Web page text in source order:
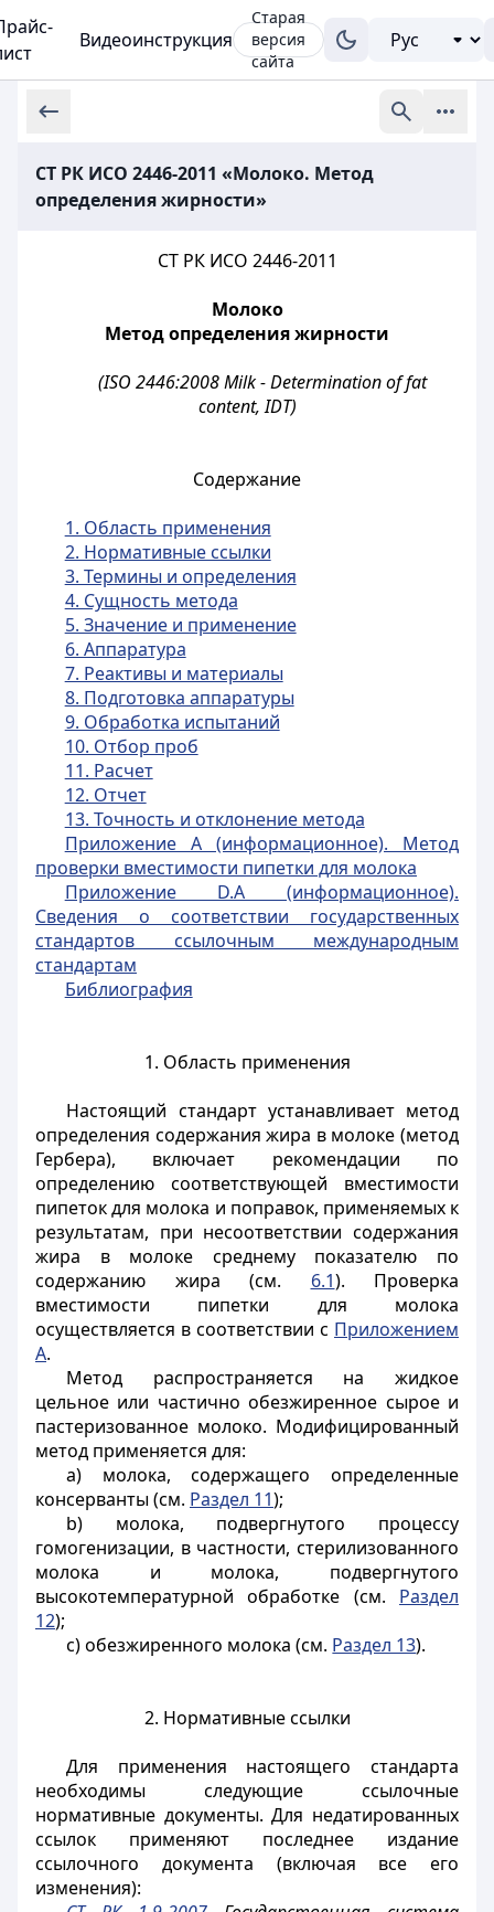
Видеоинструкция
Старая
версия
сайта
СТ РК ИСО 2446-2011 «Молоко. Метод
определения жирности»
СТ РК ИСО 2446-2011
Молоко
Метод определения жирности
(ISO 2446:2008 Milk - Determination of fat
content, IDT)
Содержание
1. Область применения
2. Нормативные ссылки
3. Термины и определения
4. Сущность метода
5. Значение и применение
6. Аппаратура
7. Реактивы и материалы
8. Подготовка аппаратуры
9. Обработка испытаний
10. Отбор проб
11. Расчет
12. Отчет
13. Точность и отклонение метода
Приложение A (информационное). Метод
проверки вместимости пипетки для молока
Приложение D.А (информационное).
Сведения о соответствии государственных
стандартов ссылочным международным
стандартам
Библиография
1. Область применения
Настоящий стандарт устанавливает метод
определения содержания жира в молоке (метод
Гербера), включает рекомендации по
определению соответствующей вместимости
пипеток для молока и поправок, применяемых к
результатам, при несоответствии содержания
жира в молоке среднему показателю по
содержанию жира (см. 6.1). Проверка
вместимости пипетки для молока
осуществляется в соответствии с Приложением
А.
Метод распространяется на жидкое
цельное или частично обезжиренное сырое и
пастеризованное молоко. Модифицированный
метод применяется для:
a) молока, содержащего определенные
консерванты (см. Раздел 11);
b) молока, подвергнутого процессу
гомогенизации, в частности, стерилизованного
молока и молока, подвергнутого
высокотемпературной обработке (см. Раздел
12);
c) обезжиренного молока (см. Раздел 13).
2. Нормативные ссылки
Для применения настоящего стандарта
необходимы следующие ссылочные
нормативные документы. Для недатированных
ссылок применяют последнее издание
ссылочного документа (включая все его
изменения):